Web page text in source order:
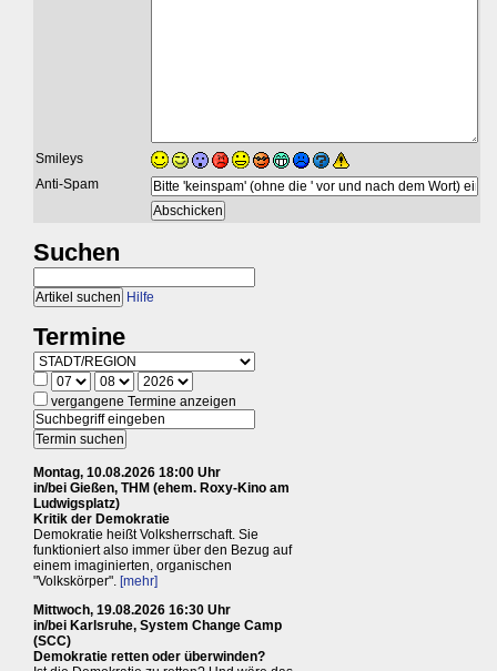
Smileys
Anti-Spam
Suchen
Hilfe
Termine
vergangene Termine anzeigen
Montag, 10.08.2026 18:00 Uhr
in/bei Gießen, THM (ehem. Roxy-Kino am
Ludwigsplatz)
Kritik der Demokratie
Demokratie heißt Volksherrschaft. Sie
funktioniert also immer über den Bezug auf
einem imaginierten, organischen
"Volkskörper". [mehr]
Mittwoch, 19.08.2026 16:30 Uhr
in/bei Karlsruhe, System Change Camp
(SCC)
Demokratie retten oder überwinden?